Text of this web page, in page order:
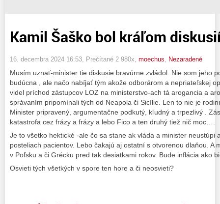
Kamil Šaško bol kráľom
16. decembra 2024 16:53 , Prečítané 2 980x, moechus Nezaradené
Musím uznať-minister tie diskusie bravúrne zvládol. Nie som jeho
budúcna , ale načo nabíjať tým akože odborárom a nepriateľskej
videl príchod zástupcov LOZ na ministerstvo-ach tá arogancia a
správaním pripomínali tých od Neapola či Sicílie. Len to nie je
Minister pripravený, argumentačne podkutý, kľudný a trpezlivý .
katastrofa cez frázy a frázy a lebo Fico a ten druhý tiež nič moc….
Je to všetko hektické -ale čo sa stane ak vláda a minister neustúpi
posteliach pacientov. Lebo čakajú aj ostatní s otvorenou dlaňou. A
v Poľsku a či Grécku pred tak desiatkami rokov. Bude inflácia ako
Osvieti tých všetkých v spore ten hore a či neosvieti?